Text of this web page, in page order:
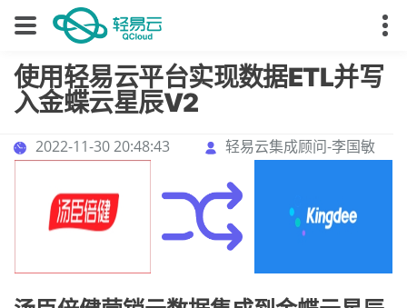
使用轻易云平台实现数据ETL并写
入金蝶云星辰V2
2022-11-30 20:48:43 轻易云集成顾问-李国敏